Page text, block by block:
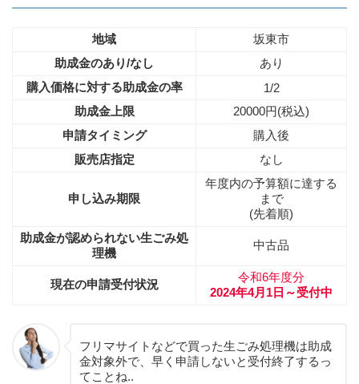
地域
坂東市
助成金のあり/なし
あり
購入価格に対する助成金の率
1/2
助成金上限
20000円(税込)
申請タイミング
購入後
販売店指定
なし
申し込み期限
年度内の予算額に達する
まで
(先着順)
助成金が認められない生ごみ処
理機
中古品
現在の申請受付状況
令和6年度分
2024年4月1日～受付中
フリマサイトなどで買った生ごみ処理機は助成
金対象外で、早く申請しないと受付終了するっ
てことね..